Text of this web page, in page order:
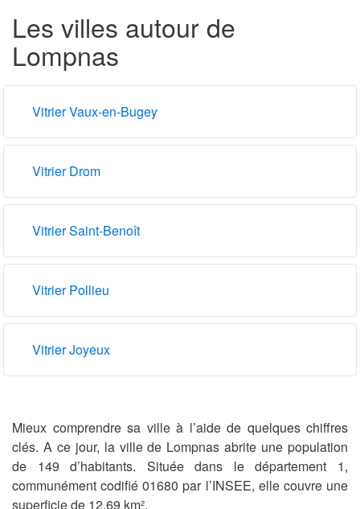
Les villes autour de
Lompnas
Vitrier Vaux-en-Bugey
Vitrier Drom
Vitrier Saint-Benoît
Vitrier Pollieu
Vitrier Joyeux
Mieux comprendre sa ville à l’aide de quelques chiffres
clés. A ce jour, la ville de Lompnas abrite une population
de 149 d’habitants. Située dans le département 1,
communément codifié 01680 par l’INSEE, elle couvre une
superficie de 12.69 km².